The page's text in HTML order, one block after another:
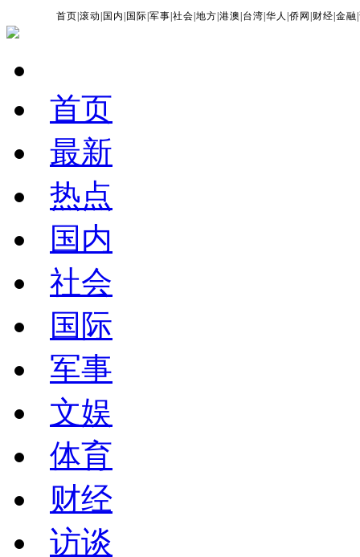
首页 |滚动 国内 国际 |军事 |社会 |地方 |港澳 台湾 |华人 |侨网 财经 |金融 |
首页
最新
热点
国内
社会
国际
军事
文娱
体育
财经
访谈